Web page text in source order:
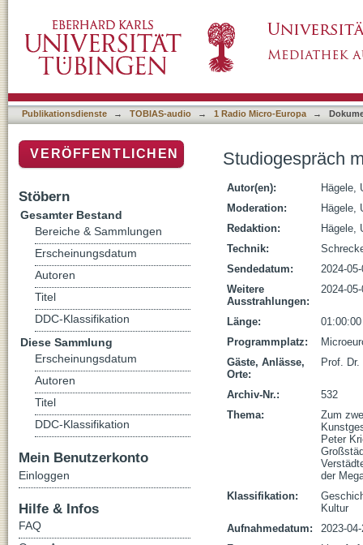
Publikationsdienste → TOBIAS-audio → 1 Radio Micro-Europa →
Studiogespräch
Autor(en):
Hägele,
Moderation:
Hägele,
Redaktion:
Hägele,
Technik:
Sendedatum:
2024-
Weitere
Ausstrahlungen:
2024-
Länge:
01:00:00
Programmplatz:
Gäste, Anlässe,
Orte:
Prof.
Archiv-Nr.:
532
Thema:
Zum
Peter
der
Klassifikation:
Kultur
Aufnahmedatum:
2023-
VERÖFFENTLICHEN
Stöbern
Gesamter Bestand
Bereiche & Sammlungen
Erscheinungsdatum
Autoren
Titel
DDC-Klassifikation
Diese Sammlung
Erscheinungsdatum
Autoren
Titel
DDC-Klassifikation
Mein Benutzerkonto
Einloggen
Hilfe & Infos
FAQ